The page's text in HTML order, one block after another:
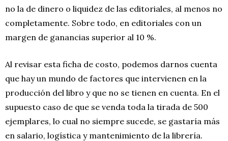
no la de dinero o liquidez de las editoriales, al menos no
completamente. Sobre todo, en editoriales con un
margen de ganancias superior al 10 %.
Al revisar esta ficha de costo, podemos darnos cuenta
que hay un mundo de factores que intervienen en la
producción del libro y que no se tienen en cuenta. En el
supuesto caso de que se venda toda la tirada de 500
ejemplares, lo cual no siempre sucede, se gastaría más
en salario, logística y mantenimiento de la librería.